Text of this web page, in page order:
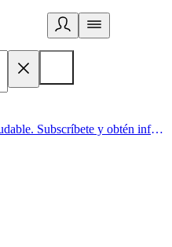
Acá comienza un estilo de vida saludable. Subscríbete y obtén información de primera mano